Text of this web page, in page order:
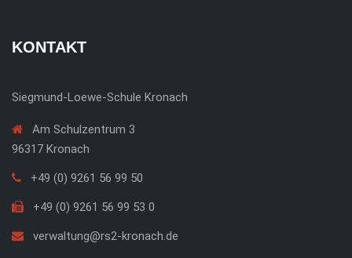
KONTAKT
Siegmund-Loewe-Schule Kronach
Am Schulzentrum 3
96317 Kronach
+49 (0) 9261 56 99 50
+49 (0) 9261 56 99 53 0
verwaltung@rs2-kronach.de